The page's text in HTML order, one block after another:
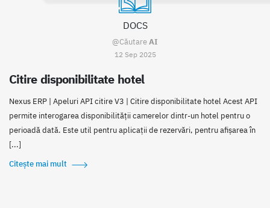
DOCS
@CăutareAI
12 Sep 2025
Citire disponibilitate hotel
Nexus ERP | Apeluri API citire V3 | Citire disponibilitate hotel Acest API
permite interogarea disponibilității camerelor dintr-un hotel pentru o
perioadă dată. Este util pentru aplicații de rezervări, pentru afișarea în
[...]
Citește mai mult